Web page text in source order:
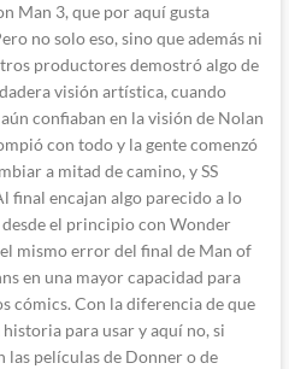
Man 3, que por aquí gusta
no solo eso, sino que además ni
productores demostró algo de
visión artística, cuando
confiaban en la visión de Nolan
con todo y la gente comenzó
a mitad de camino, y SS
final encajan algo parecido a lo
el principio con Wonder
mismo error del final de Man of
en una mayor capacidad para
cómics. Con la diferencia de que
para usar y aquí no, si
las películas de Donner o de